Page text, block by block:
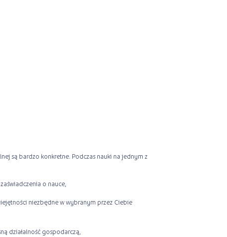
są bardzo konkretne. Podczas nauki na jednym z
o nauce,
niezbędne w wybranym przez Ciebie
działalność gospodarczą,